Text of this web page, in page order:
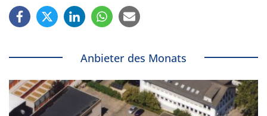
Anbieter des Monats